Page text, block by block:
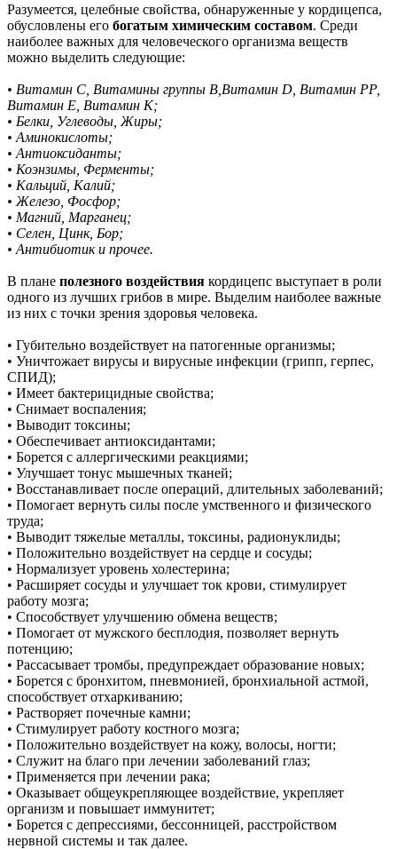
Разумеется, целебные свойства, обнаруженные у кордицепса,
обусловлены его богатым химическим составом. Среди
наиболее важных для человеческого организма веществ
можно выделить следующие:
• Витамин С, Витамины группы В,Витамин D, Витамин РР,
Витамин Е, Витамин К;
• Белки, Углеводы, Жиры;
• Аминокислоты;
• Антиоксиданты;
• Коэнзимы, Ферменты;
• Кальций, Калий;
• Железо, Фосфор;
• Магний, Марганец;
• Селен, Цинк, Бор;
• Антибиотик и прочее.
В плане полезного воздействия кордицепс выступает в роли
одного из лучших грибов в мире. Выделим наиболее важные
из них с точки зрения здоровья человека.
• Губительно воздействует на патогенные организмы;
• Уничтожает вирусы и вирусные инфекции (грипп, герпес,
СПИД);
• Имеет бактерицидные свойства;
• Снимает воспаления;
• Выводит токсины;
• Обеспечивает антиоксидантами;
• Борется с аллергическими реакциями;
• Улучшает тонус мышечных тканей;
• Восстанавливает после операций, длительных заболеваний;
• Помогает вернуть силы после умственного и физического
труда;
• Выводит тяжелые металлы, токсины, радионуклиды;
• Положительно воздействует на сердце и сосуды;
• Нормализует уровень холестерина;
• Расширяет сосуды и улучшает ток крови, стимулирует
работу мозга;
• Способствует улучшению обмена веществ;
• Помогает от мужского бесплодия, позволяет вернуть
потенцию;
• Рассасывает тромбы, предупреждает образование новых;
• Борется с бронхитом, пневмонией, бронхиальной астмой,
способствует отхаркиванию;
• Растворяет почечные камни;
• Стимулирует работу костного мозга;
• Положительно воздействует на кожу, волосы, ногти;
• Служит на благо при лечении заболеваний глаз;
• Применяется при лечении рака;
• Оказывает общеукрепляющее воздействие, укрепляет
организм и повышает иммунитет;
• Борется с депрессиями, бессонницей, расстройством
нервной системы и так далее.